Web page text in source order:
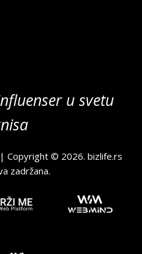
u svetu
| Copyright © 2026.bizlife.rs
zadržana.